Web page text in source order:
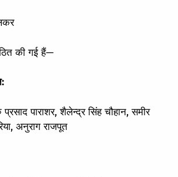
की गई हैं—
पाराशर, शैलेन्द्र सिंह चौहान, समीर
अनुराग राजपूत